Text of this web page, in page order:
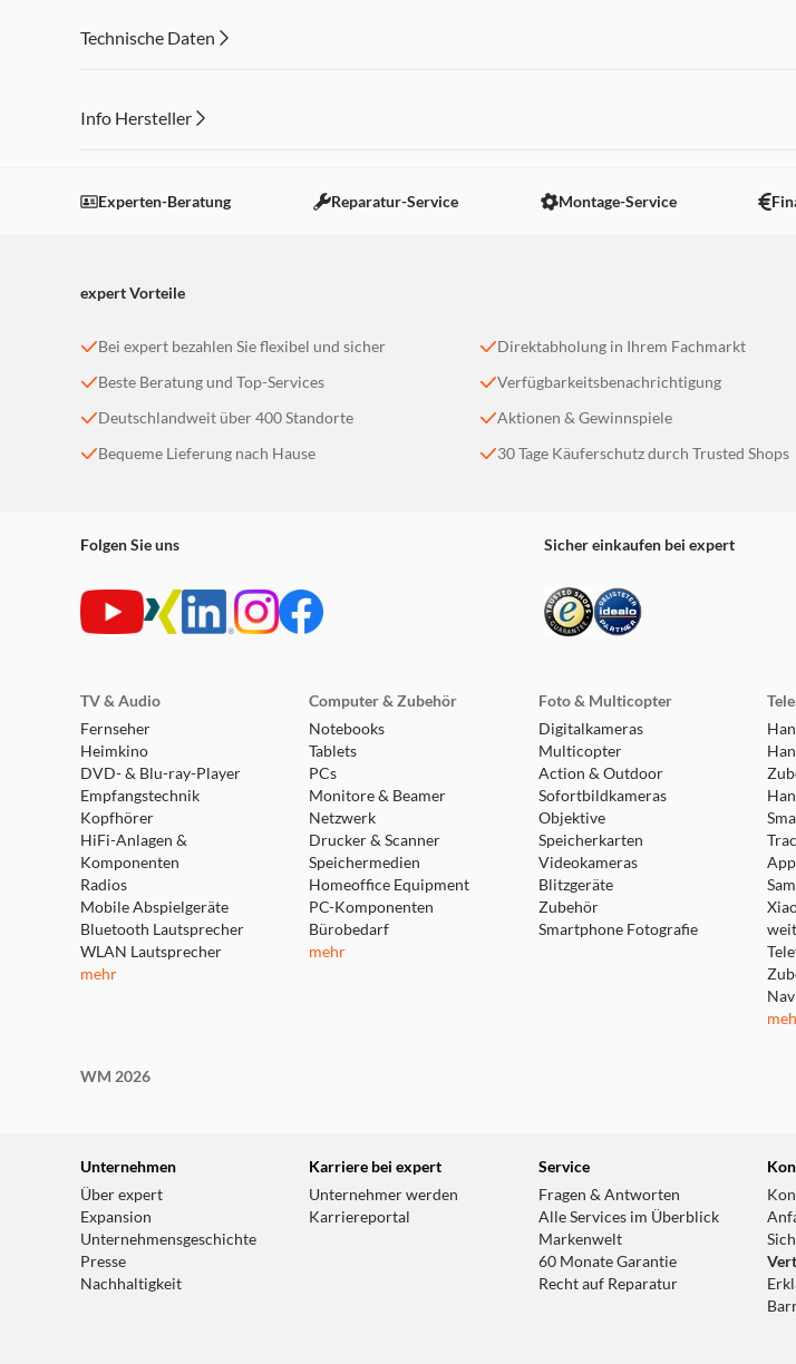
Technische Daten
Info Hersteller
Einstellungen anpassen
Experten-Beratung Reparatur-Service Montage-Service
expert Vorteile
Bei expert bezahlen Sie flexibel und sicher
Beste Beratung und Top-Services
Deutschlandweit über 400 Standorte
Bequeme Lieferung nach Hause
Direktabholung in Ihrem Fachmarkt
Verfügbarkeitsbenachrichtigung
Aktionen & Gewinnspiele
30 Tage Käuferschutz durch Trusted Shops
Folgen Sie uns Sicher einkaufen bei expert
TV & Audio
Fernseher
Heimkino
DVD- & Blu-ray-Player
Empfangstechnik
Kopfhörer
HiFi-Anlagen &
Komponenten
Radios
Mobile Abspielgeräte
Bluetooth Lautsprecher
WLAN Lautsprecher
mehr
Computer & Zubehör
Notebooks
Tablets
PCs
Monitore & Beamer
Netzwerk
Drucker & Scanner
Speichermedien
Homeoffice Equipment
PC-Komponenten
Bürobedarf
mehr
Foto & Multicopter
Digitalkameras
Multicopter
Action & Outdoor
Sofortbildkameras
Objektive
Speicherkarten
Videokameras
Blitzgeräte
Zubehör
Smartphone Fotografie
WM 2026
Unternehmen
Über expert
Expansion
Unternehmensgeschichte
Presse
Nachhaltigkeit
Karriere bei expert
Unternehmer werden
Karriereportal
Service
Fragen & Antworten
Alle Services im Überblick
Markenwelt
60 Monate Garantie
Recht auf Reparatur